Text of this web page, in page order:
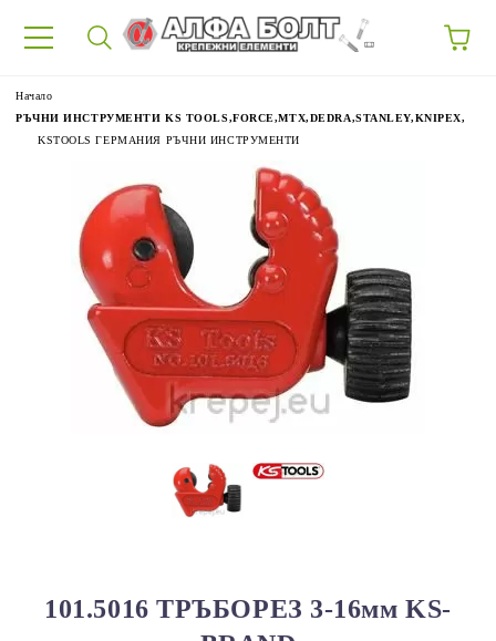
Начало
РЪЧНИ ИНСТРУМЕНТИ KS TOOLS,FORCE,MTX,DEDRA,STANLEY,KNIPEX,
KSTOOLS ГЕРМАНИЯ РЪЧНИ ИНСТРУМЕНТИ
101.5016 ТРЪБОРЕЗ 3-16мм KS-